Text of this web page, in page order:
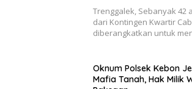
Trenggalek, Sebanyak 42
dari Kontingen Kwartir
diberangkatkan untuk
Oknum Polsek Kebon
Mafia Tanah, Hak Milik